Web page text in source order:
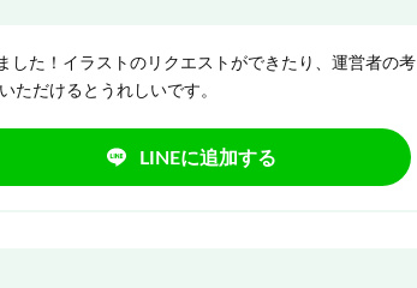
た！イラストのリクエストができたり、運営者の考
ただけるとうれしいです。
LINEに追加する